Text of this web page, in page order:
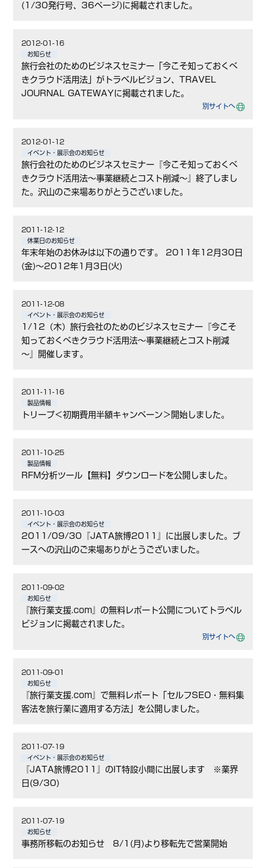
(1/30発行号、36ページ)に掲載されました。
2012-01-16
お知らせ
旅行会社のためのビジネスセミナー「今こそ知っておくべ
きクラウド活用法」がトラベルビジョン、TRAVEL
JOURNAL GATEWAYに掲載されました。
別サイトへ
2012-01-12
イベント・展示会のお知らせ
旅行会社のためのビジネスセミナー『今こそ知っておくべ
きクラウド活用法～事業継続とコスト削減～』終了しまし
た。沢山のご来場ありがとうございました。
2011-12-12
休業日のお知らせ
年末年始のお休みは以下の通りです。 2011年12月30日
(金)～2012年1月3日(火)
2011-12-08
イベント・展示会のお知らせ
1/12（木）旅行会社のためのビジネスセミナー『今こそ
知っておくべきクラウド活用法～事業継続とコスト削減
～』開催します。
2011-11-16
製品情報
トリープ＜初期費用半額キャンペーン＞開始しました。
2011-10-25
製品情報
RFM分析ツール【無料】ダウンロードを公開しました。
2011-10-03
イベント・展示会のお知らせ
2011/09/30『JATA旅博2011』に出展しました。ブ
ースへの沢山のご来場ありがとうございました。
2011-09-02
お知らせ
『旅行業支援.com』の無料レポート公開についてトラベル
ビジョンに掲載されました。
別サイトへ
2011-09-01
お知らせ
『旅行業支援.com』で無料レポート「セルフSEO・無料集
客法を旅行業に適用する方法」を公開しました。
2011-07-19
イベント・展示会のお知らせ
『JATA旅博2011』のIT特設小間に出展します ※業界
日(9/30)
2011-07-19
お知らせ
事務所移転のお知らせ 8/1(月)より移転先で営業開始